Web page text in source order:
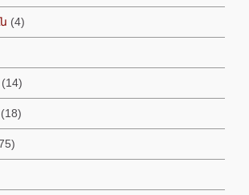
(4)
(14)
(18)